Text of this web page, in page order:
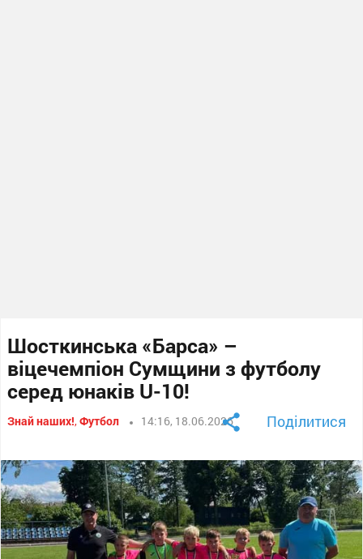
Шосткинська «Барса» –
віцечемпіон Сумщини з футболу
серед юнаків U-10!
Знай наших!,Футбол 14:16, 18.06.2026 Поділитися